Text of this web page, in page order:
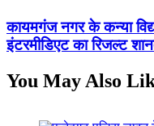
कायमगंज नगर के कन्या
इंटरमीडिएट का रिजल्ट
You May Also